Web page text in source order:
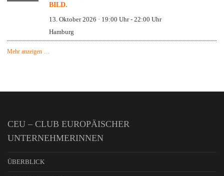
BILD.
13. Oktober 2026 · 19:00 Uhr- 22:00 Uhr
Hamburg
Mehr anzeigen …
CEU – CLUB EUROPÄISCHER
UNTERNEHMERINNEN
ÜBERBLICK